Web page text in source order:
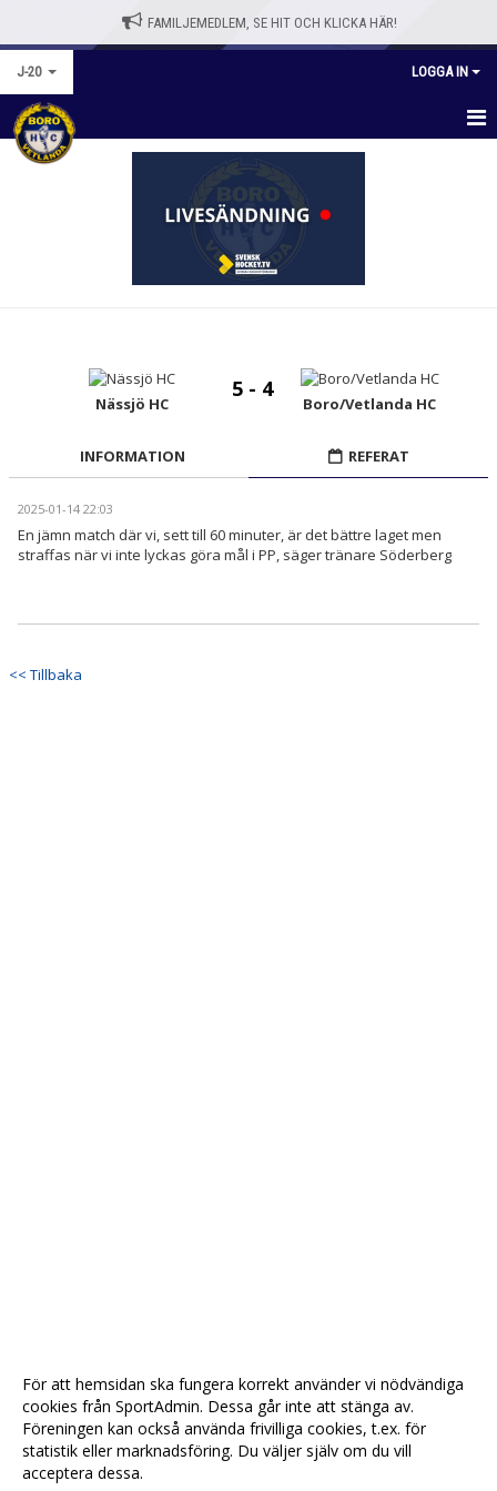
FAMILJEMEDLEM, SE HIT OCH KLICKA HÄR!
J-20 LOGGA IN
HEM
DOKUMENT
Nässjö HC
5 - 4
Boro/Vetlanda HC
INFORMATION REFERAT
2025-01-14 22:03
En jämn match där vi, sett till 60 minuter, är det bättre laget men
straffas när vi inte lyckas göra mål i PP, säger tränare Söderberg
<< Tillbaka
För att hemsidan ska fungera korrekt använder vi nödvändiga
cookies från SportAdmin. Dessa går inte att stänga av.
Föreningen kan också använda frivilliga cookies, t.ex. för
statistik eller marknadsföring. Du väljer själv om du vill
acceptera dessa.